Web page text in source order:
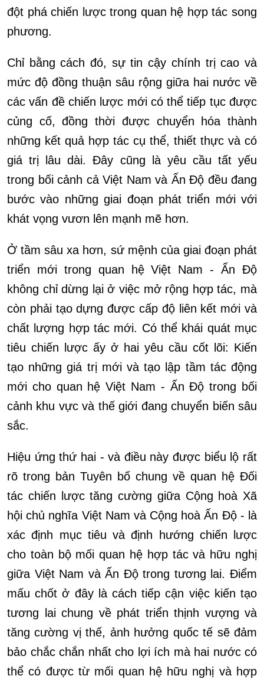
đột phá chiến lược trong quan hệ hợp tác song
phương.
Chỉ bằng cách đó, sự tin cậy chính trị cao và
mức độ đồng thuận sâu rộng giữa hai nước về
các vấn đề chiến lược mới có thể tiếp tục được
củng cố, đồng thời được chuyển hóa thành
những kết quả hợp tác cụ thể, thiết thực và có
giá trị lâu dài. Đây cũng là yêu cầu tất yếu
trong bối cảnh cả Việt Nam và Ấn Độ đều đang
bước vào những giai đoạn phát triển mới với
khát vọng vươn lên mạnh mẽ hơn.
Ở tầm sâu xa hơn, sứ mệnh của giai đoạn phát
triển mới trong quan hệ Việt Nam - Ấn Độ
không chỉ dừng lại ở việc mở rộng hợp tác, mà
còn phải tạo dựng được cấp độ liên kết mới và
chất lượng hợp tác mới. Có thể khái quát mục
tiêu chiến lược ấy ở hai yêu cầu cốt lõi: Kiến
tạo những giá trị mới và tạo lập tầm tác động
mới cho quan hệ Việt Nam - Ấn Độ trong bối
cảnh khu vực và thế giới đang chuyển biến sâu
sắc.
Hiệu ứng thứ hai - và điều này được biểu lộ rất
rõ trong bản Tuyên bố chung về quan hệ Đối
tác chiến lược tăng cường giữa Cộng hoà Xã
hội chủ nghĩa Việt Nam và Cộng hoà Ấn Độ - là
xác định mục tiêu và định hướng chiến lược
cho toàn bộ mối quan hệ hợp tác và hữu nghị
giữa Việt Nam và Ấn Độ trong tương lai. Điểm
mấu chốt ở đây là cách tiếp cận việc kiến tạo
tương lai chung về phát triển thịnh vượng và
tăng cường vị thế, ảnh hưởng quốc tế sẽ đảm
bảo chắc chắn nhất cho lợi ích mà hai nước có
thể có được từ mối quan hệ hữu nghị và hợp